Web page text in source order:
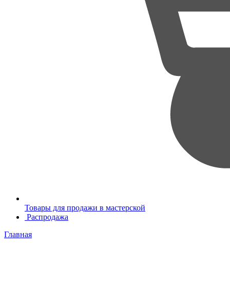
Товары для продажи в мастерской
Распродажа
Главная